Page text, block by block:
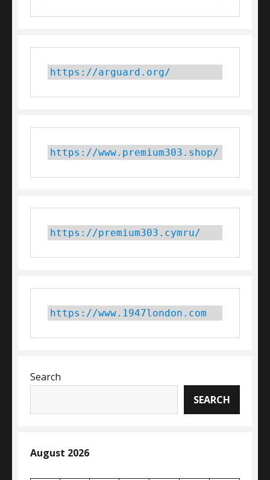
https://arguard.org/
https://www.premium303.shop/
https://premium303.cymru/
https://www.1947london.com
Search
SEARCH
August 2026